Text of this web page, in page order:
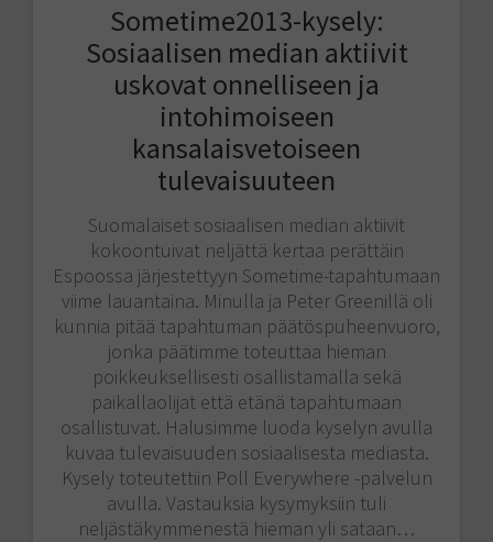
Sometime2013-kysely:
Sosiaalisen median aktiivit
uskovat onnelliseen ja
intohimoiseen
kansalaisvetoiseen
tulevaisuuteen
Suomalaiset sosiaalisen median aktiivit
kokoontuivat neljättä kertaa perättäin
Espoossa järjestettyyn Sometime-tapahtumaan
viime lauantaina. Minulla ja Peter Greenillä oli
kunnia pitää tapahtuman päätöspuheenvuoro,
jonka päätimme toteuttaa hieman
poikkeuksellisesti osallistamalla sekä
paikallaolijat että etänä tapahtumaan
osallistuvat. Halusimme luoda kyselyn avulla
kuvaa tulevaisuuden sosiaalisesta mediasta.
Kysely toteutettiin Poll Everywhere -palvelun
avulla. Vastauksia kysymyksiin tuli
neljästäkymmenestä hieman yli sataan…